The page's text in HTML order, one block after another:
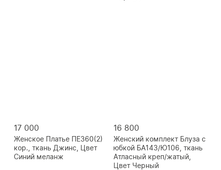
17 000
Женское Платье ПЕ360(2)
кор., ткань Джинс, Цвет
Синий меланж
16 800
Женский комплект Блуза с
юбкой БА143/Ю106, ткань
Атласный креп/жатый,
Цвет Черный